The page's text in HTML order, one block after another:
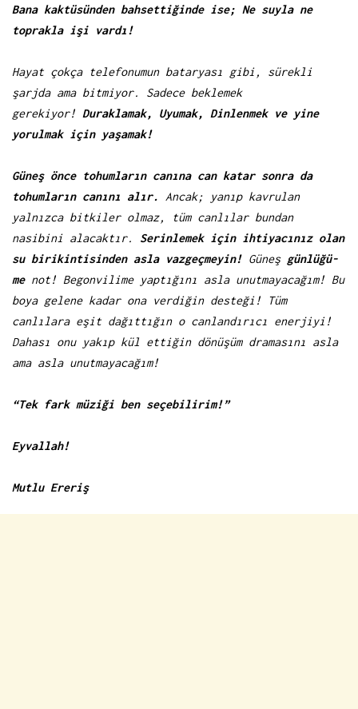
Bana kaktüsünden bahsettiğinde ise; Ne suyla ne
toprakla işi vardı!
Hayat çokça telefonumun bataryası gibi, sürekli
şarjda ama bitmiyor. Sadece beklemek
gerekiyor! Duraklamak, Uyumak, Dinlenmek ve yine
yorulmak için yaşamak!
Güneş önce tohumların canına can katar sonra da
tohumların canını alır. Ancak; yanıp kavrulan
yalnızca bitkiler olmaz, tüm canlılar bundan
nasibini alacaktır. Serinlemek için ihtiyacınız olan
su birikintisinden asla vazgeçmeyin! Güneş günlüğü-
menot! Begonvilime yaptığını asla unutmayacağım! Bu
boya gelene kadar ona verdiğin desteği! Tüm
canlılara eşit dağıttığın o canlandırıcı enerjiyi!
Dahası onu yakıp kül ettiğin dönüşüm dramasını asla
ama asla unutmayacağım!
“Tek fark müziği ben seçebilirim!”
Eyvallah!
Mutlu Ereriş